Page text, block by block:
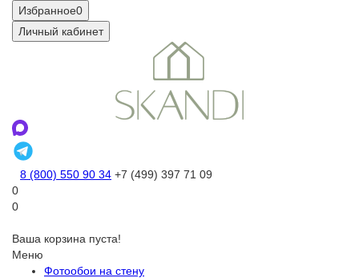
Избранное0
Личный кабинет
8 (800) 550 90 34 +7 (499) 397 71 09
0
0
Ваша корзина пуста!
Меню
Фотообои на стену